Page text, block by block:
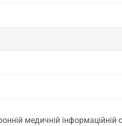
медичній інформаційній